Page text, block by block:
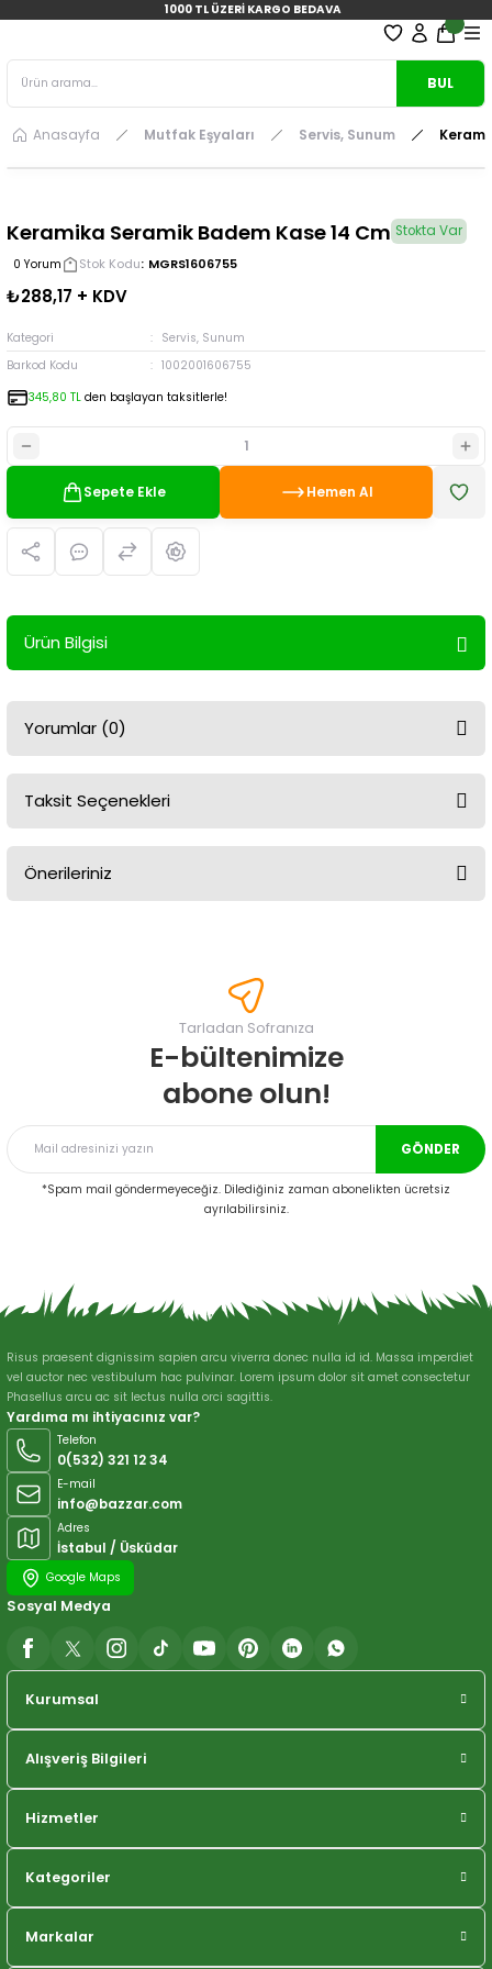
1000 TL ÜZERİ KARGO BEDAVA
BUL
Anasayfa Mutfak Eşyaları Servis, Sunum
Keramika Seramik Badem Kase 14 Cm Stokta Var
0 Yorum Stok Kodu MGRS1606755
₺288,17 + KDV
Kategori
Servis, Sunum
Barkod Kodu
1002001606755
345,80 TL den başlayan taksitlerle!
Sepete Ekle Hemen Al
Ürün Bilgisi
Yorumlar (0)
Taksit Seçenekleri
Önerileriniz
Görüş ve önerileriniz için teşekkür ederiz.
Ürün resmi kalitesiz, bozuk veya görüntülenemiyor.
Ürün bilgilerinde hatalar bulunuyor.
Bu ürüne benzer farklı alternatifler olmalı.
Gönder
Tarladan Sofranıza
E-bültenimize
abone olun!
GÖNDER
*Spam mail göndermeyeceğiz. Dilediğiniz zaman abonelikten ücretsiz
ayrılabilirsiniz.
Risus praesent dignissim sapien arcu viverra donec nulla id id. Massa imperdiet
vel auctor nec vestibulum hac pulvinar. Lorem ipsum dolor sit amet consectetur
Phasellus arcu ac sit lectus nulla orci sagittis.
Yardıma mı ihtiyacınız var?
Telefon
0(532) 321 12 34
E-mail
info@bazzar.com
Adres
İstabul / Üsküdar
Google Maps
Kurumsal
Alışveriş Bilgileri
Hizmetler
Kategoriler
Markalar
Sosyal Medya